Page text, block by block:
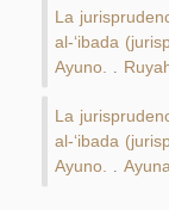
La
al-‘ibada
Ayuno.
La
al-‘ibada
Ayuno.